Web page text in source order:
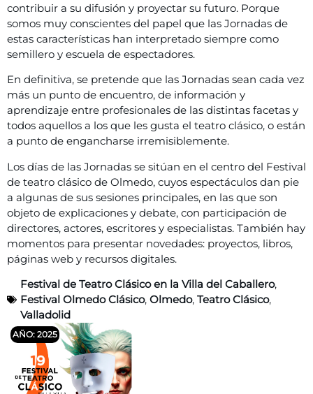
contribuir a su difusión y proyectar su futuro. Porque
somos muy conscientes del papel que las Jornadas de
estas características han interpretado siempre como
semillero y escuela de espectadores.
En definitiva, se pretende que las Jornadas sean cada vez
más un punto de encuentro, de información y
aprendizaje entre profesionales de las distintas facetas y
todos aquellos a los que les gusta el teatro clásico, o están
a punto de engancharse irremisiblemente.
Los días de las Jornadas se sitúan en el centro del Festival
de teatro clásico de Olmedo, cuyos espectáculos dan pie
a algunas de sus sesiones principales, en las que son
objeto de explicaciones y debate, con participación de
directores, actores, escritores y especialistas. También hay
momentos para presentar novedades: proyectos, libros,
páginas web y recursos digitales.
Festival de Teatro Clásico en la Villa del Caballero,
Festival Olmedo Clásico, Olmedo, Teatro Clásico,
Valladolid
AÑO: 2025